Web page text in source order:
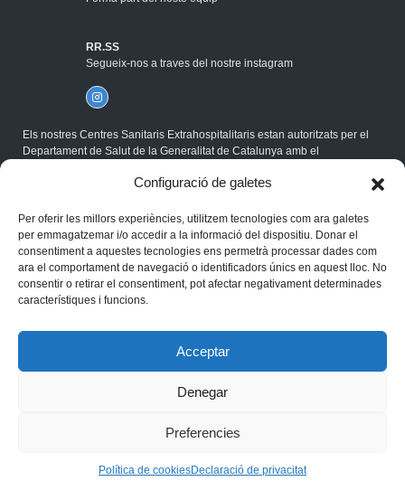
Configuració de galetes
Per oferir les millors experiències, utilitzem tecnologies com ara galetes
per emmagatzemar i/o accedir a la informació del dispositiu. Donar el
consentiment a aquestes tecnologies ens permetrà processar dades com
ara el comportament de navegació o identificadors únics en aquest lloc. No
consentir o retirar el consentiment, pot afectar negativament determinades
característiques i funcions.
Acceptar
Denegar
Preferencies
Política de cookiesDeclaració de privacitatDEMANA LA TEVA
RR.SS
Segueix-nos a traves del nostre instagram
Els nostres Centres Sanitaris Extrahospitalitaris estan autoritzats per el
Departament de Salut de la Generalitat de Catalunya amb el
Política de cookies
Avís legal
Privacitat